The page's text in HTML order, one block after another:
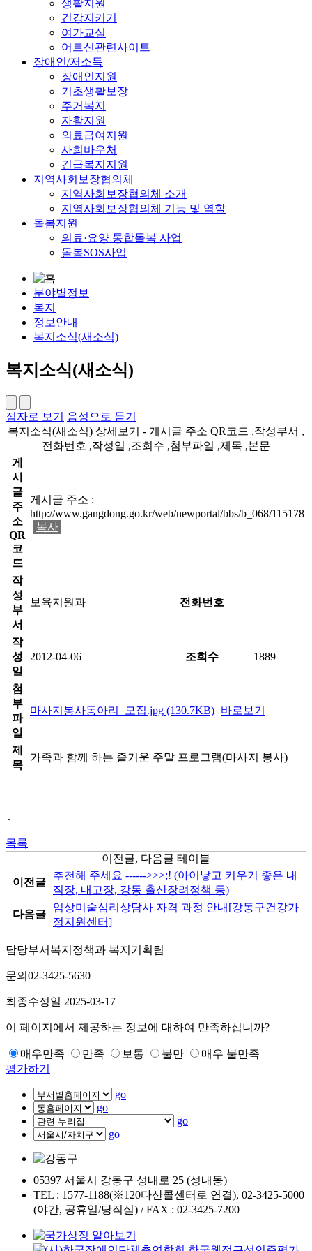
생활지원
건강지키기
여가교실
어르신관련사이트
장애인/저소득
장애인지원
기초생활보장
주거복지
자활지원
의료급여지원
사회바우처
긴급복지지원
지역사회보장협의체
지역사회보장협의체 소개
지역사회보장협의체 기능 및 역할
돌봄지원
의료·요양 통합돌봄 사업
돌봄SOS사업
분야별정보
복지
정보안내
복지소식(새소식)
복지소식(새소식)
점자로 보기
음성으로 듣기
복지소식(새소식) 상세보기 - 게시글 주소 QR코드 ,작성부서 ,
전화번호 ,작성일 ,조회수 ,첨부파일 ,제목 ,본문
게
시
글
주
소
QR
코
드
게시글 주소 :
http://www.gangdong.go.kr/web/newportal/bbs/b_068/115178
복사
작
성
부
서
보육지원과 전화번호
작
성
일
2012-04-06 조회수 1889
첨
부
파
일
마사지봉사동아리_모집.jpg (130.7KB) 바로보기
제
목
가족과 함께 하는 즐거운 주말 프로그램(마사지 봉사)
.
목록
이전글, 다음글 테이블
이전글
추천해 주세요 ------>>>;! (아이낳고 키우기 좋은 내
직장, 내고장, 강동 출산장려정책 등)
다음글
임상미술심리상담사 자격 과정 안내[강동구건강가
정지원센터]
담당부서 복지정책과 복지기획팀
문의 02-3425-5630
최종수정일 2025-03-17
이 페이지에서 제공하는 정보에 대하여 만족하십니까?
매우만족 만족 보통 불만
매우 불만족
평가하기
go
go
go
go
05397 서울시 강동구 성내로 25 (성내동)
TEL : 1577-1188(※120다산콜센터로 연결), 02-3425-5000
(야간, 공휴일/당직실) / FAX : 02-3425-7200